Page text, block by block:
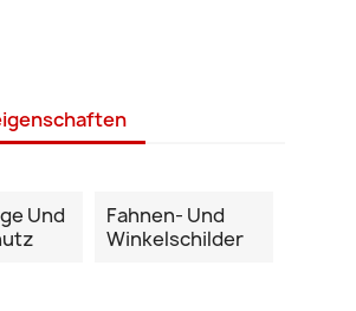
Und
Fahnen- Und
Winkelschilder